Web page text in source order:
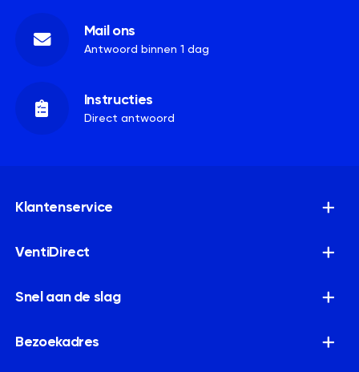
Mail ons
Antwoord binnen 1 dag
Instructies
Direct antwoord
Klantenservice
VentiDirect
Snel aan de slag
Bezoekadres